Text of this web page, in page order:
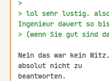
>
> lol sehr lustig.
Ingenieur dauert so
> (wenn Sie gut sind
Nein das war kein
absolut nicht zu
beantworten.